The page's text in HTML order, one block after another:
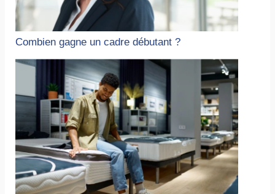
Combien gagne un cadre débutant ?